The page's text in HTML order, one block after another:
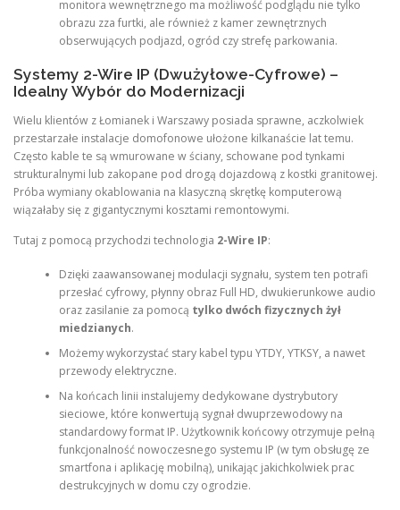
monitora wewnętrznego ma możliwość podglądu nie tylko
obrazu zza furtki, ale również z kamer zewnętrznych
obserwujących podjazd, ogród czy strefę parkowania.
Systemy 2-Wire IP (Dwużyłowe-Cyfrowe) –
Idealny Wybór do Modernizacji
Wielu klientów z Łomianek i Warszawy posiada sprawne, aczkolwiek
przestarzałe instalacje domofonowe ułożone kilkanaście lat temu.
Często kable te są wmurowane w ściany, schowane pod tynkami
strukturalnymi lub zakopane pod drogą dojazdową z kostki granitowej.
Próba wymiany okablowania na klasyczną skrętkę komputerową
wiązałaby się z gigantycznymi kosztami remontowymi.
Tutaj z pomocą przychodzi technologia 2-Wire IP:
Dzięki zaawansowanej modulacji sygnału, system ten potrafi
przesłać cyfrowy, płynny obraz Full HD, dwukierunkowe audio
oraz zasilanie za pomocą tylko dwóch fizycznych żył
miedzianych.
Możemy wykorzystać stary kabel typu YTDY, YTKSY, a nawet
przewody elektryczne.
Na końcach linii instalujemy dedykowane dystrybutory
sieciowe, które konwertują sygnał dwuprzewodowy na
standardowy format IP. Użytkownik końcowy otrzymuje pełną
funkcjonalność nowoczesnego systemu IP (w tym obsługę ze
smartfona i aplikację mobilną), unikając jakichkolwiek prac
destrukcyjnych w domu czy ogrodzie.